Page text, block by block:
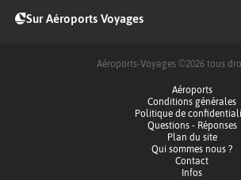
Sur Aéroports Voyages
Aéroports-Voyages ©2026 tous
Aéroports
Conditions générales
Politique de
Questions - Réponses
Plan du site
Qui sommes nous ?
Contact
Infos